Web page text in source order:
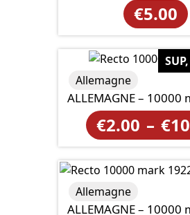
€5.00
ALLEMAGNE – 10000
€2.00 – €
de
prix
Allemagne
ALLEMAGNE – 10000
Allemagne